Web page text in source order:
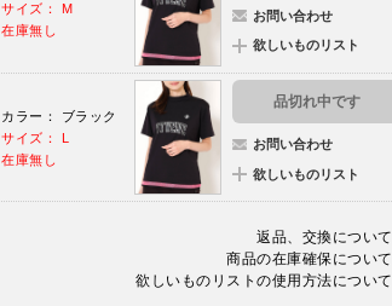
サイズ： M
在庫無し
お問い合わせ
欲しいものリスト
カラー： ブラック
サイズ： L
在庫無し
品切れ中です
お問い合わせ
欲しいものリスト
返品、交換について
商品の在庫確保について
欲しいものリストの使用方法について